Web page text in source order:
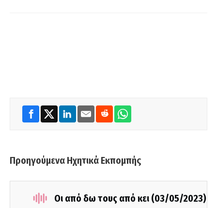
Προηγούμενα Ηχητικά Εκπομπής
Οι από δω τους από κει (03/05/2023)